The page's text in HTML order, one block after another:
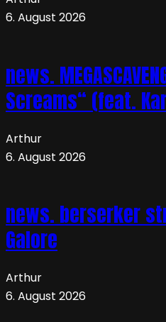
6. August 2026
news.
Screams“ (feat.
Arthur
6. August 2026
news. berserker
Galore
Arthur
6. August 2026